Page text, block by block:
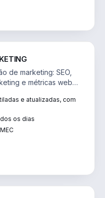
de marketing: SEO,
e métricas web
e atualizadas, com
os dias